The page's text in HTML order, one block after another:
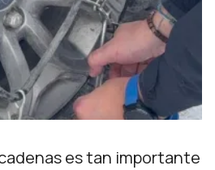
es tan importante